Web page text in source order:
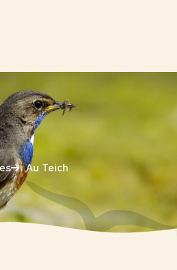
Au Teich